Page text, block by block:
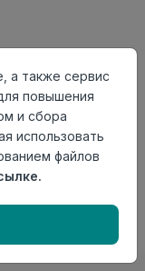
отличаться от
Проверяйте
а также сервис
повышения
и сбора
использовать
файлов